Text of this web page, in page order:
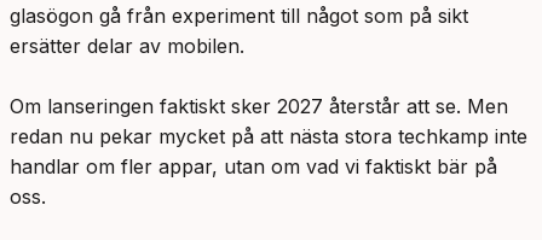
glasögon gå från experiment till något som på sikt
ersätter delar av mobilen.
Om lanseringen faktiskt sker 2027 återstår att se. Men
redan nu pekar mycket på att nästa stora techkamp inte
handlar om fler appar, utan om vad vi faktiskt bär på
oss.